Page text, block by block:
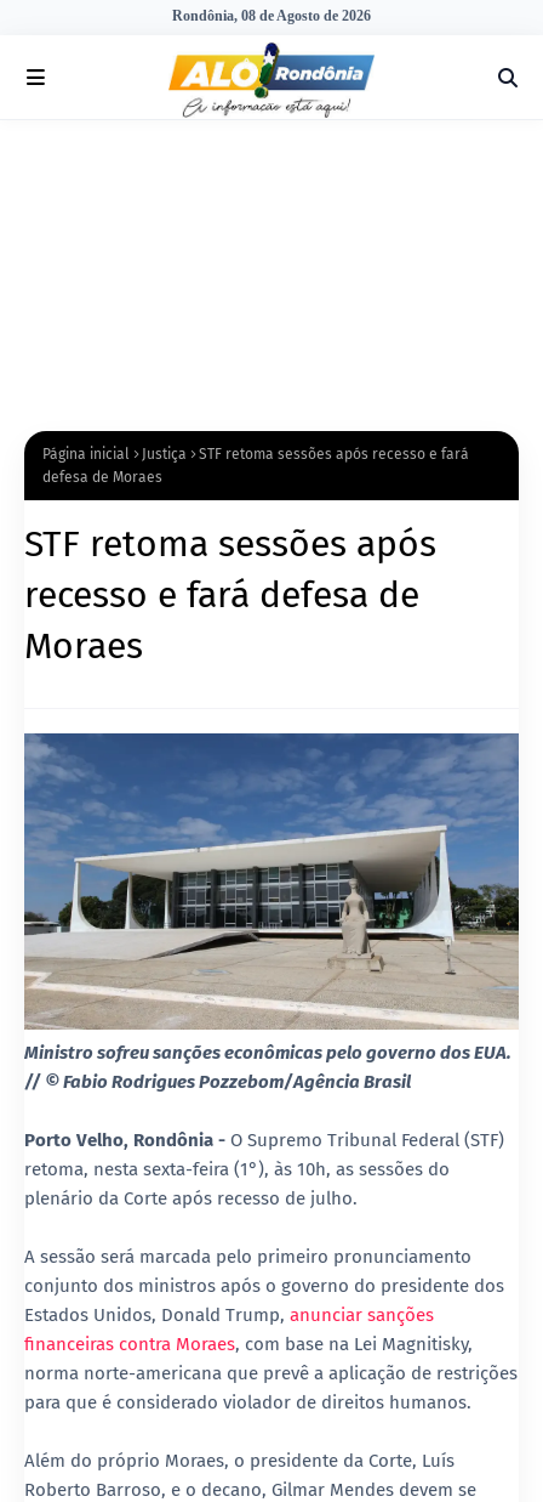
Rondônia, 08 de Agosto de 2026
Página inicial Justiça
STF retoma sessões após recesso e fará
defesa de Moraes
STF retoma sessões após
recesso e fará defesa de
Moraes
Ministro sofreu sanções econômicas pelo governo dos EUA.
// © Fabio Rodrigues Pozzebom/Agência Brasil
Porto Velho, Rondônia - O Supremo Tribunal Federal (STF)
retoma, nesta sexta-feira (1°), às 10h, as sessões do
plenário da Corte após recesso de julho.
A sessão será marcada pelo primeiro pronunciamento
conjunto dos ministros após o governo do presidente dos
Estados Unidos, Donald Trump, anunciar sanções
financeiras contra Moraes, com base na Lei Magnitisky,
norma norte-americana que prevê a aplicação de restrições
para que é considerado violador de direitos humanos.
Além do próprio Moraes, o presidente da Corte, Luís
Roberto Barroso, e o decano, Gilmar Mendes devem se